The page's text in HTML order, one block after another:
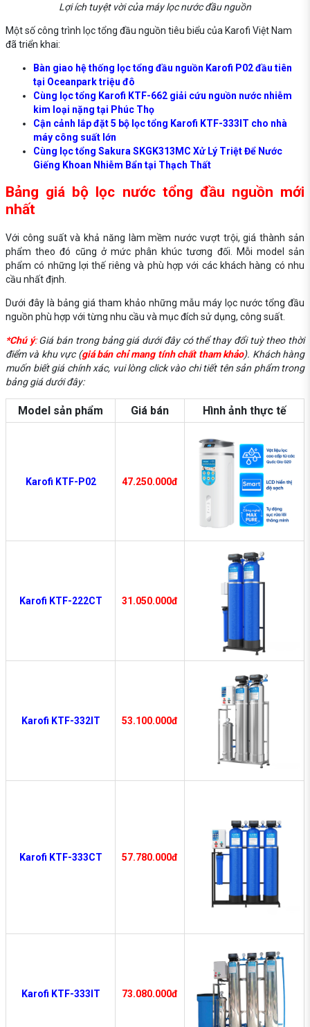
Lợi ích tuyệt vời của máy lọc nước đầu nguồn
Một số công trình lọc tổng đầu nguồn tiêu biểu của Karofi Việt Nam
đã triển khai:
Bàn giao hệ thống lọc tổng đầu nguồn Karofi P02 đầu tiên
tại Oceanpark triệu đô
Cùng lọc tổng Karofi KTF-662 giải cứu nguồn nước nhiễm
kim loại nặng tại Phúc Thọ
Cận cảnh lắp đặt 5 bộ lọc tổng Karofi KTF-333IT cho nhà
máy công suất lớn
Cùng lọc tổng Sakura SKGK313MC Xử Lý Triệt Để Nước
Giếng Khoan Nhiễm Bẩn tại Thạch Thất
Bảng giá bộ lọc nước tổng đầu nguồn mới
nhất
Với công suất và khả năng làm mềm nước vượt trội, giá thành sản
phẩm theo đó cũng ở mức phân khúc tương đối. Mỗi model sản
phẩm có những lợi thế riêng và phù hợp với các khách hàng có nhu
cầu nhất định.
Dưới đây là bảng giá tham khảo những mẫu máy lọc nước tổng đầu
nguồn phù hợp với từng nhu cầu và mục đích sử dụng, công suất.
*Chú ý:Giá bán trong bảng giá dưới đây có thể thay đổi tuỳ theo thời
điểm và khu vực (giá bán chỉ mang tính chất tham khảo). Khách hàng
muốn biết giá chính xác, vui lòng click vào chi tiết tên sản phẩm trong
bảng giá dưới đây:
Model sản phẩm Giá bán Hình ảnh thực tế
Karofi KTF-P02 47.250.000đ
Karofi KTF-222CT 31.050.000đ
Karofi KTF-332IT 53.100.000đ
Karofi KTF-333CT 57.780.000đ
Karofi KTF-333IT 73.080.000đ